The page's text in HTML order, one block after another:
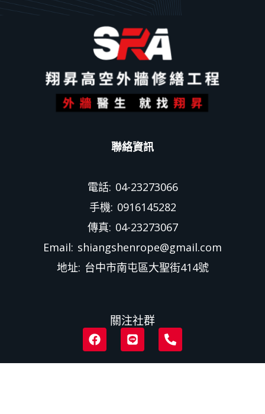
聯絡資訊
電話: 04-23273066
手機: 0916145282
傳真: 04-23273067
Email: shiangshenrope@gmail.com
地址: 台中市南屯區大聖街414號
關注社群
F
a
c
e
L
i
n
e
P
h
o
n